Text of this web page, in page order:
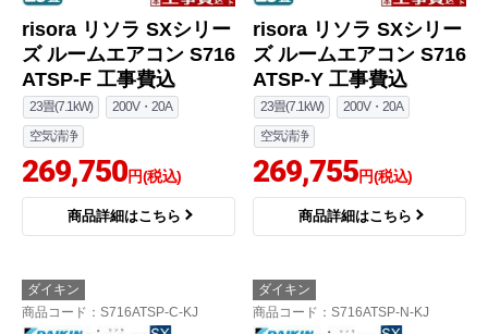
risora リソラ SXシリー
ズ ルームエアコン S716
ATSP-F 工事費込
23畳(7.1kW)
200V・20A
空気清浄
269,750円(税込)
商品詳細はこちら
risora リソラ SXシリー
ズ ルームエアコン S716
ATSP-Y 工事費込
23畳(7.1kW)
200V・20A
空気清浄
269,755円(税込)
商品詳細はこちら
ダイキン
商品コード ：S716ATSP-C-KJ
ダイキン
商品コード ：S716ATSP-N-KJ